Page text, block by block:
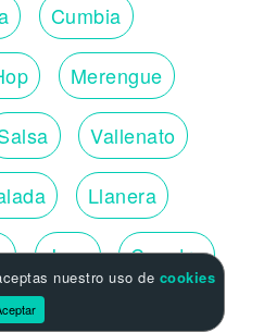
Cumbia
Merengue
Vallenato
Llanera
Jazz Country
nuestro uso de cookies